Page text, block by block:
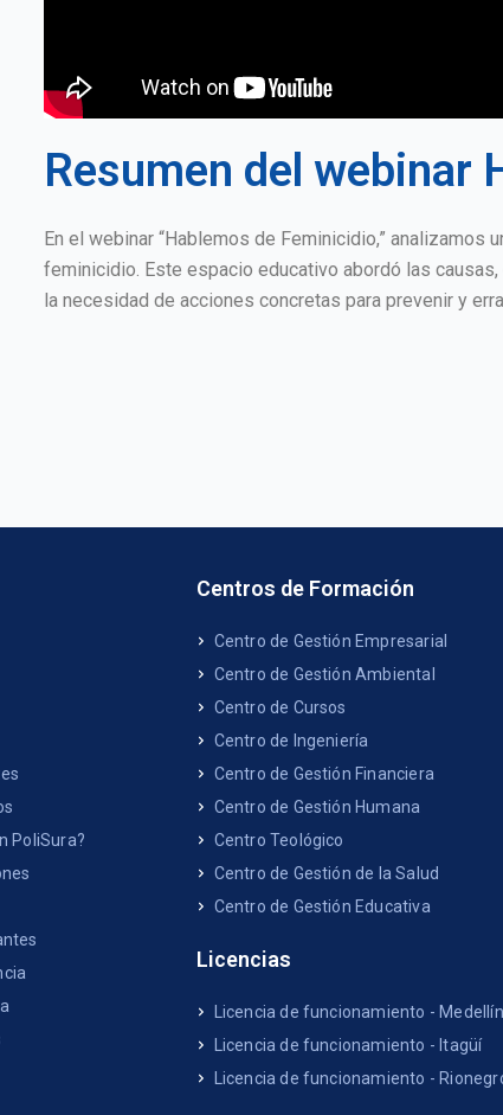
Resumen del webinar
En el webinar “Hablemos de Feminicidio,”
feminicidio. Este espacio educativo abordó las
la necesidad de acciones concretas para prevenir y
PoliSura?
Centros de Formación
Centro de Gestión Empresarial
Centro de Gestión Ambiental
Centro de Cursos
Centro de Ingeniería
Centro de Gestión Financiera
Centro de Gestión Humana
Centro Teológico
Centro de Gestión de la Salud
Centro de Gestión Educativa
Licencias
Licencia de funcionamiento - Medellín
Licencia de funcionamiento - Itagüí
Licencia de funcionamiento -